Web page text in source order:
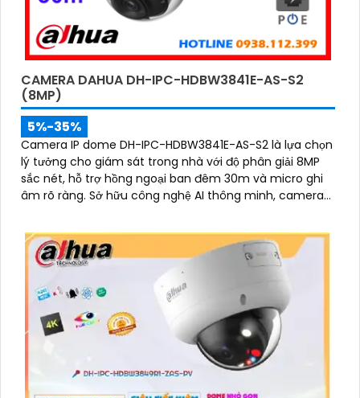
CAMERA DAHUA DH-IPC-HDBW3841E-AS-S2
(8MP)
5%-35%
Camera IP dome DH-IPC-HDBW3841E-AS-S2 là lựa chọn
lý tưởng cho giám sát trong nhà với độ phân giải 8MP
sắc nét, hỗ trợ hồng ngoại ban đêm 30m và micro ghi
âm rõ ràng. Sở hữu công nghệ AI thông minh, camera
người và phương tiện, tăng độ chính xác trong cảnh
báo an ninh